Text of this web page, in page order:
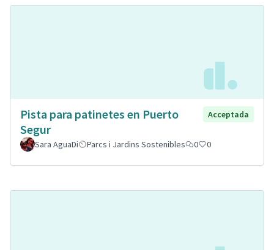
Pista para patinetes en Puerto
Segur
Acceptada
Sara AguaDi Parcs i Jardins Sostenibles 0 0